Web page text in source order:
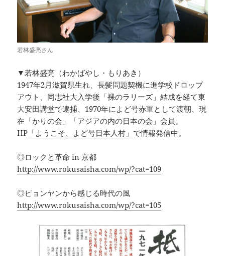
若林盛亮さん
▼若林盛亮（わかばやし・もりあき）
1947年2月滋賀県生れ、長髪問題契機に進学校ドロップ
アウト、同志社大入学後「裸のラリーズ」結成を経て東
大安田講堂で逮捕、1970年によど号赤軍として渡朝、現
在「かりの会」「アジアの内の日本の会」会員。
HP 「ようこそ、よど号日本人村」 で情報発信中。
◎ロックと革命 in 京都
http://www.rokusaisha.com/wp/?cat=109
◎ピョンヤンから感じる時代の風
http://www.rokusaisha.com/wp/?cat=105